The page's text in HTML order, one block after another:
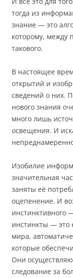
тогда из
знание — это
которому, между
такового.
В настоящее
открытий и
сведений о них.
нового знания
много лишь
освещения. И
Изобилие
значительная
заняты её
оцепенение. И
инстинктивного
инстинкты — это
мира,
которые
Они
следование за